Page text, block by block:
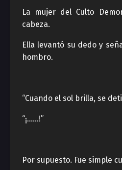
La mujer del Culto
cabeza.
Ella levantó su dedo y
hombro.
“Cuando el sol brilla, se
“¡……!”
Por supuesto. Fue simple